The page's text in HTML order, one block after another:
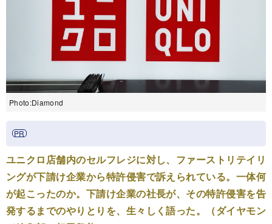
Photo:Diamond
ユニクロ店舗内のセルフレジに対し、ファーストリテイリ
ングが下請け企業から特許侵害で訴えられている。一体何
が起こったのか。下請け企業の社長が、その特許侵害を告
発するまでのやりとりを、生々しく語った。（ダイヤモン